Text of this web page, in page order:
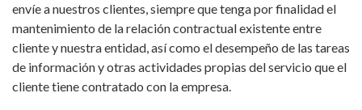
envíe a nuestros clientes, siempre que tenga por finalidad el
mantenimiento de la relación contractual existente entre
cliente y nuestra entidad, así como el desempeño de las tareas
de información y otras actividades propias del servicio que el
cliente tiene contratado con la empresa.